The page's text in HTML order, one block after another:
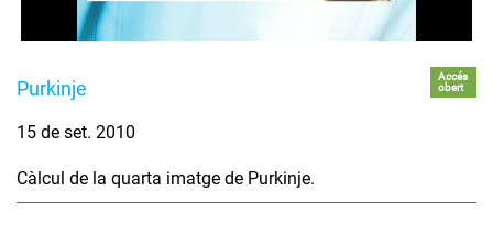
Purkinje
Accés
obert
15 de set. 2010
Càlcul de la quarta imatge de Purkinje.